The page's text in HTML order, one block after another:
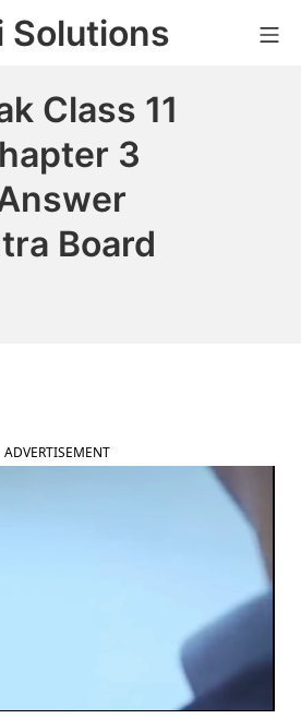
Solutions
Class 11
3
Board
ADVERTISEMENT